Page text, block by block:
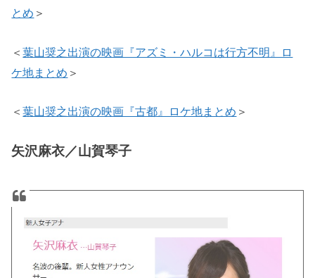
とめ ＞
＜葉山奨之出演の映画『アズミ・ハルコは行方不明』ロ
ケ地まとめ ＞
＜葉山奨之出演の映画『古都』ロケ地まとめ ＞
矢沢麻衣／山賀琴子